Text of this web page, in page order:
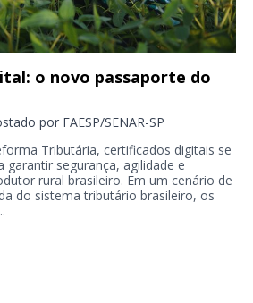
o novo passaporte do
por FAESP/SENAR-SP
Tributária, certificados digitais se
garantir segurança, agilidade e
rural brasileiro. Em um cenário de
do sistema tributário brasileiro, os